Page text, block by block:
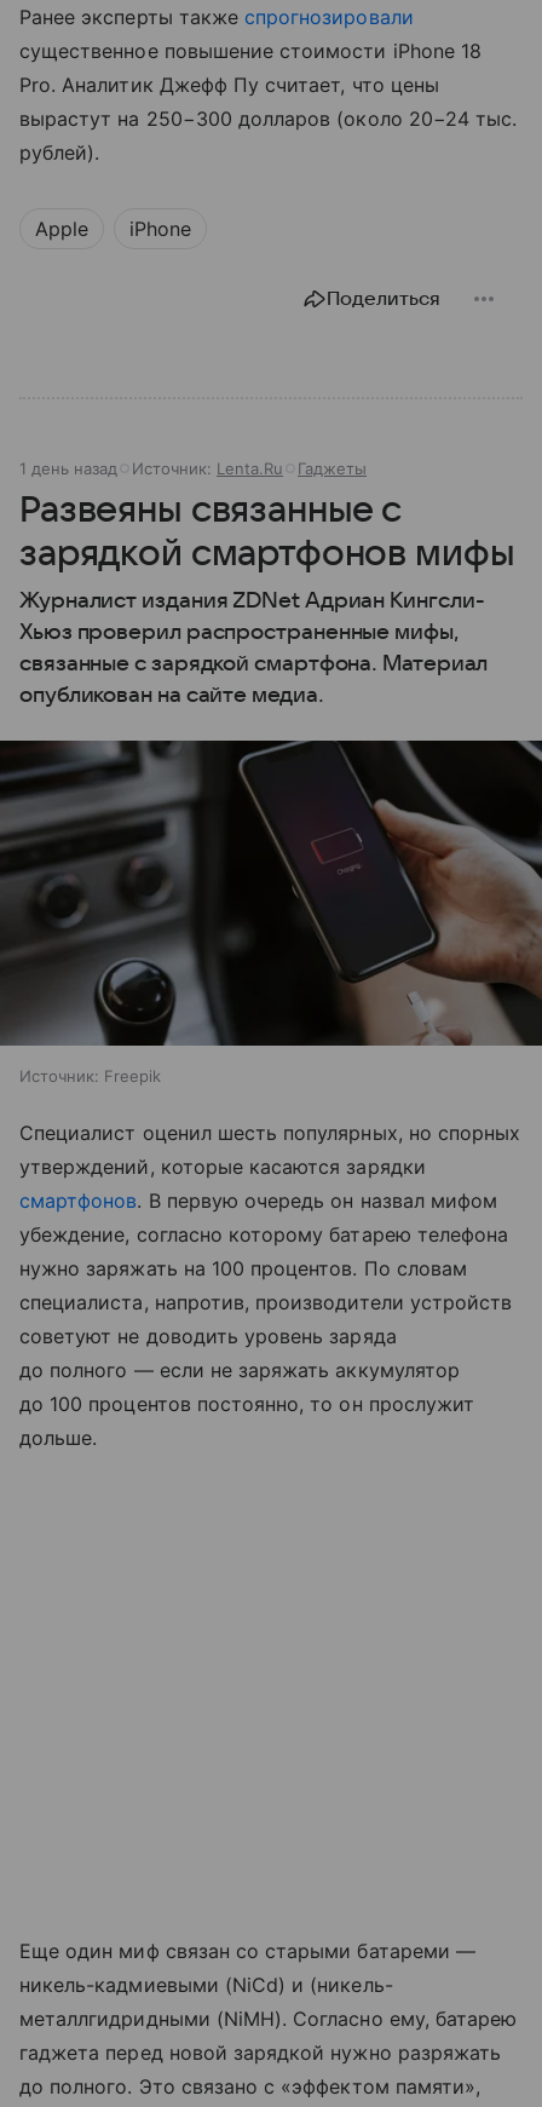
Ранее эксперты также спрогнозировали
существенное повышение стоимости iPhone 18
Pro. Аналитик Джефф Пу считает, что цены
вырастут на 250−300 долларов (около 20−24 тыс.
рублей).
Apple iPhone
Поделиться
1 день назад Источник: Lenta.Ru Гаджеты
Развеяны связанные с
зарядкой смартфонов мифы
Журналист издания ZDNet Адриан Кингсли-
Хьюз проверил распространенные мифы,
связанные с зарядкой смартфона. Материал
опубликован на сайте медиа.
Источник: Freepik
Специалист оценил шесть популярных, но спорных
утверждений, которые касаются зарядки
смартфонов. В первую очередь он назвал мифом
убеждение, согласно которому батарею телефона
нужно заряжать на 100 процентов. По словам
специалиста, напротив, производители устройств
советуют не доводить уровень заряда
до полного — если не заряжать аккумулятор
до 100 процентов постоянно, то он прослужит
дольше.
Еще один миф связан со старыми батареми —
никель-кадмиевыми (NiCd) и (никель-
металлгидридными (NiMH). Согласно ему, батарею
гаджета перед новой зарядкой нужно разряжать
до полного. Это связано с «эффектом памяти»,